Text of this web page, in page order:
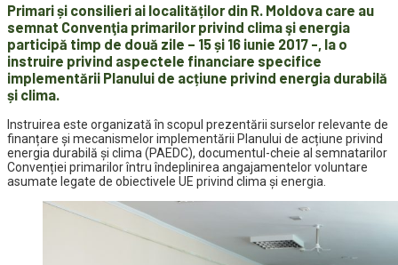
Primari și consilieri ai localităților din R. Moldova care au
semnat Convenţia primarilor privind clima şi energia
participă timp de două zile – 15 și 16 iunie 2017 -, la o
instruire privind aspectele financiare specifice
implementării Planului de acțiune privind energia durabilă
și clima.
Instruirea este organizată în scopul prezentării surselor relevante de
finanțare și mecanismelor implementării Planului de acțiune privind
energia durabilă și clima (PAEDC), documentul-cheie al semnatarilor
Convenției primarilor întru îndeplinirea angajamentelor voluntare
asumate legate de obiectivele UE privind clima şi energia.